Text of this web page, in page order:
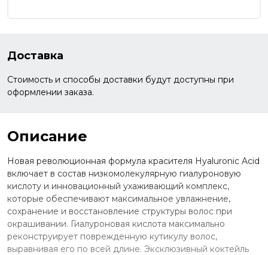
Доставка
Стоимость и способы доставки будут доступны при
оформлении заказа.
Описание
Новая революционная формула красителя Hyaluronic Acid
включает в состав низкомолекулярную гиалуроновую
кислоту и инновационный ухаживающий комплекс,
которые обеспечивают максимальное увлажнение,
сохранение и восстановление структуры волос при
окрашивании. Гиалуроновая кислота максимально
реконструирует поврежденную кутикулу волос,
выравнивая его по всей длине. Эксклюзивный коктейль